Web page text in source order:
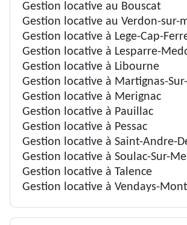
Gestion locative au Bouscat
Gestion locative au Verdon-sur-
Gestion locative à Lege-Cap-
Gestion locative à Lesparre-
Gestion locative à Libourne
Gestion locative à Martignas-
Gestion locative à Merignac
Gestion locative à Pauillac
Gestion locative à Pessac
Gestion locative à Saint-Andre-
Gestion locative à Soulac-Sur-
Gestion locative à Talence
Gestion locative à Vendays-